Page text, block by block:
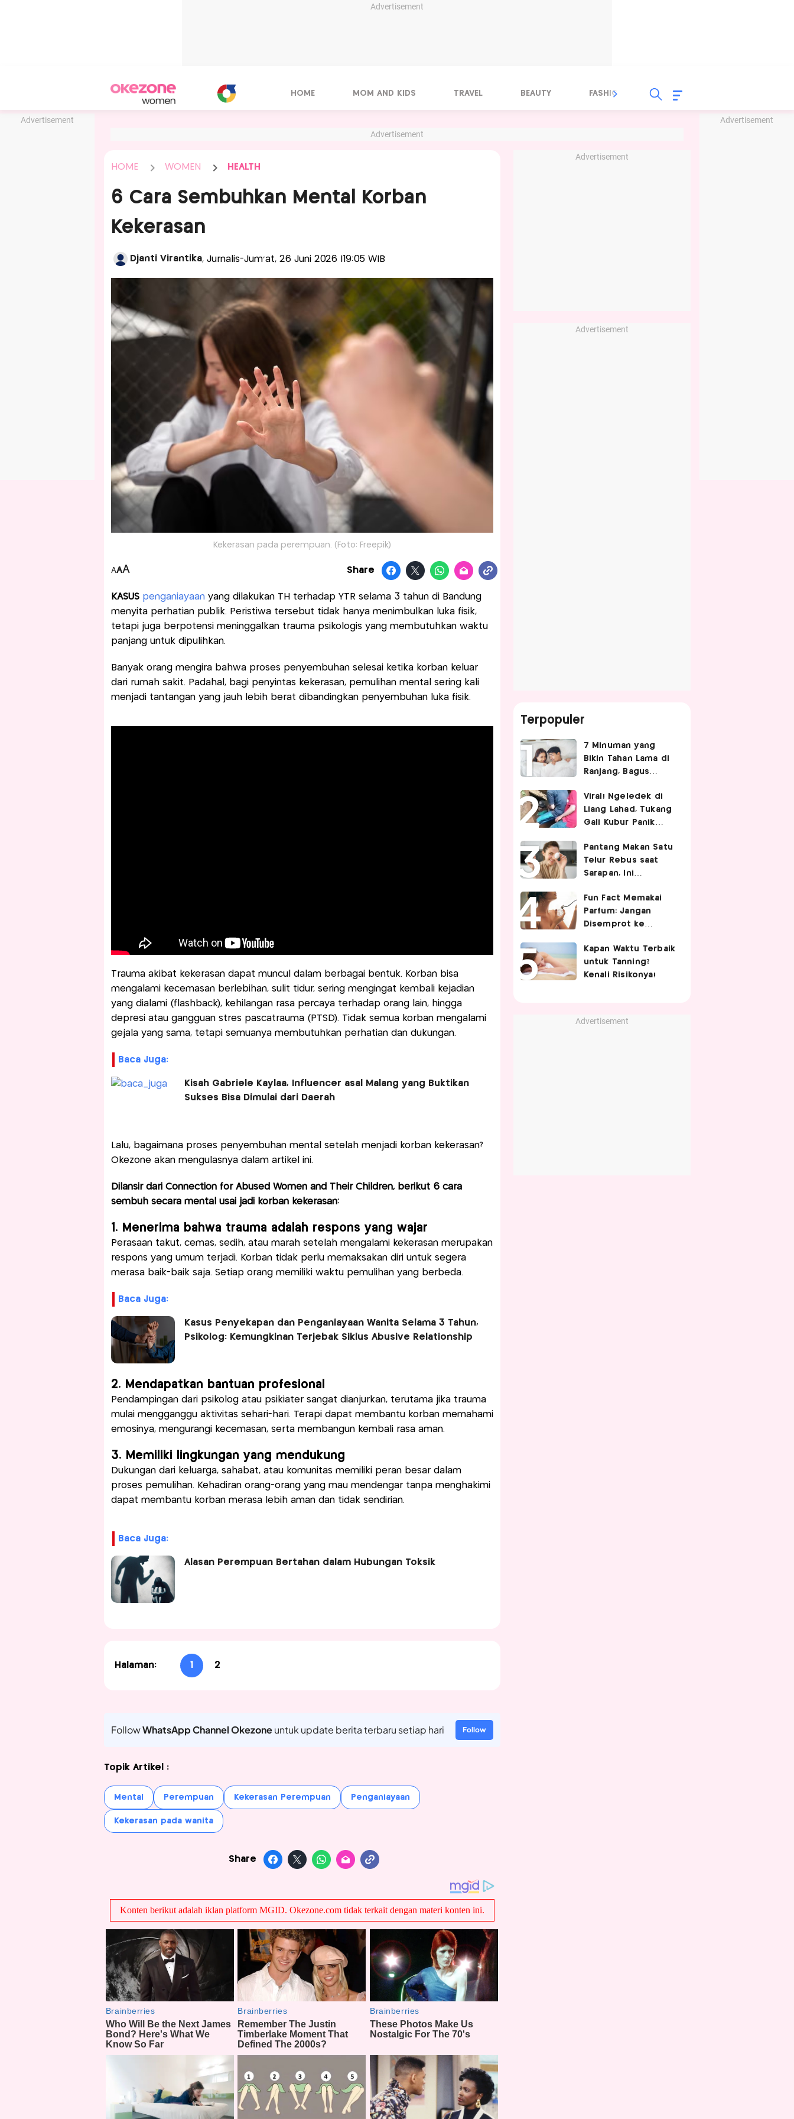
Advertisement
Advertisement Advertisement
HOME MOM AND KIDS TRAVEL BEAUTY FASHION FOOD
Advertisement
HOME WOMEN HEALTH
6 Cara Sembuhkan Mental Korban
Kekerasan
Djanti Virantika, Jurnalis-Jum'at, 26 Juni 2026 |19:05 WIB
Kekerasan pada perempuan. (Foto: Freepik)
AAA Share
KASUS penganiayaanyang dilakukan TH terhadap YTR selama 3 tahun di Bandung
menyita perhatian publik. Peristiwa tersebut tidak hanya menimbulkan luka fisik,
tetapi juga berpotensi meninggalkan trauma psikologis yang membutuhkan waktu
panjang untuk dipulihkan.
Banyak orang mengira bahwa proses penyembuhan selesai ketika korban keluar
dari rumah sakit. Padahal, bagi penyintas kekerasan, pemulihan mental sering kali
menjadi tantangan yang jauh lebih berat dibandingkan penyembuhan luka fisik.
Trauma akibat kekerasan dapat muncul dalam berbagai bentuk. Korban bisa
mengalami kecemasan berlebihan, sulit tidur, sering mengingat kembali kejadian
yang dialami (flashback), kehilangan rasa percaya terhadap orang lain, hingga
depresi atau gangguan stres pascatrauma (PTSD). Tidak semua korban mengalami
gejala yang sama, tetapi semuanya membutuhkan perhatian dan dukungan.
Baca Juga:
Kisah Gabriele Kaylaa, Influencer asal Malang yang Buktikan
Sukses Bisa Dimulai dari Daerah
Lalu, bagaimana proses penyembuhan mental setelah menjadi korban kekerasan?
Okezone akan mengulasnya dalam artikel ini.
Dilansir dari Connection for Abused Women and Their Children, berikut 6 cara
sembuh secara mental usai jadi korban kekerasan:
1. Menerima bahwa trauma adalah respons yang wajar
Perasaan takut, cemas, sedih, atau marah setelah mengalami kekerasan merupakan
respons yang umum terjadi. Korban tidak perlu memaksakan diri untuk segera
merasa baik-baik saja. Setiap orang memiliki waktu pemulihan yang berbeda.
Baca Juga:
Kasus Penyekapan dan Penganiayaan Wanita Selama 3 Tahun,
Psikolog: Kemungkinan Terjebak Siklus Abusive Relationship
2. Mendapatkan bantuan profesional
Pendampingan dari psikolog atau psikiater sangat dianjurkan, terutama jika trauma
mulai mengganggu aktivitas sehari-hari. Terapi dapat membantu korban memahami
emosinya, mengurangi kecemasan, serta membangun kembali rasa aman.
3. Memiliki lingkungan yang mendukung
Dukungan dari keluarga, sahabat, atau komunitas memiliki peran besar dalam
proses pemulihan. Kehadiran orang-orang yang mau mendengar tanpa menghakimi
dapat membantu korban merasa lebih aman dan tidak sendirian.
Baca Juga:
Alasan Perempuan Bertahan dalam Hubungan Toksik
Halaman: 1 2
FollowWhatsApp Channel Okezoneuntuk update berita terbaru setiap hari Follow
Topik Artikel :
Mental Perempuan Kekerasan Perempuan Penganiayaan
Kekerasan pada wanita
Share
Advertisement
Advertisement
Terpopuler
7 Minuman yang
Bikin Tahan Lama di
Ranjang, Bagus
Hubungan Intim
Viral! Ngeledek di
Liang Lahad, Tukang
Gali Kubur Panik
Pantang Makan Satu
Telur Rebus saat
Sarapan, Ini
Ahli Gizi!
Fun Fact Memakai
Parfum: Jangan
Disemprot ke
Golden Time
Memakainya!
Kapan Waktu Terbaik
untuk Tanning?
Kenali Risikonya!
Advertisement